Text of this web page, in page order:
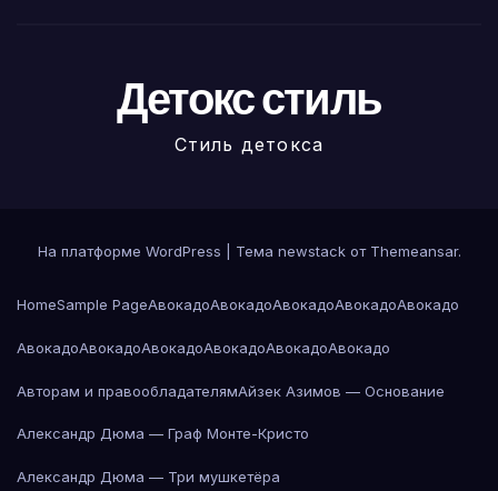
Детокс стиль
Стиль детокса
На платформе WordPress Тема newstack от Themeansar.
HomeSample PageАвокадоАвокадоАвокадоАвокадоАвокадо
АвокадоАвокадоАвокадоАвокадоАвокадоАвокадо
Авторам и правообладателямАйзек Азимов — Основание
Александр Дюма — Граф Монте-Кристо
Александр Дюма — Три мушкетёра